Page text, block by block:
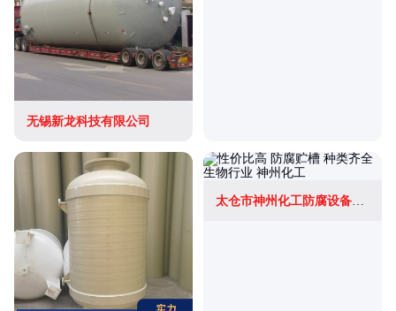
无锡新龙科技有限公司
太仓市神州化工防腐设备有限公司